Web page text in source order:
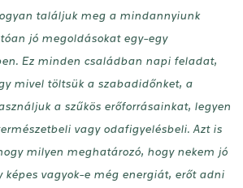
találjuk meg a mindannyiunk
jó megoldásokat egy-egy
Ez minden családban napi feladat,
mivel töltsük a szabadidőnket, a
a szűkös erőforrásainkat, legyen
vagy odafigyelésbeli. Azt is
milyen meghatározó, hogy nekem jó
képes vagyok-e még energiát, erőt adni